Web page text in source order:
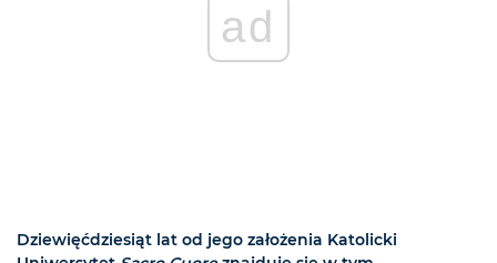
ad
Dziewięćdziesiąt lat od jego założenia Katolicki